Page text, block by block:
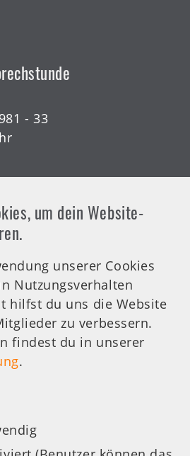
- 33
- 30
um dein Website-
unserer Cookies
Nutzungsverhalten
hilfst du uns die Website
zu verbessern.
findest du in unserer
.